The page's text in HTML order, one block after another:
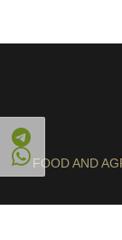
FOOD AND